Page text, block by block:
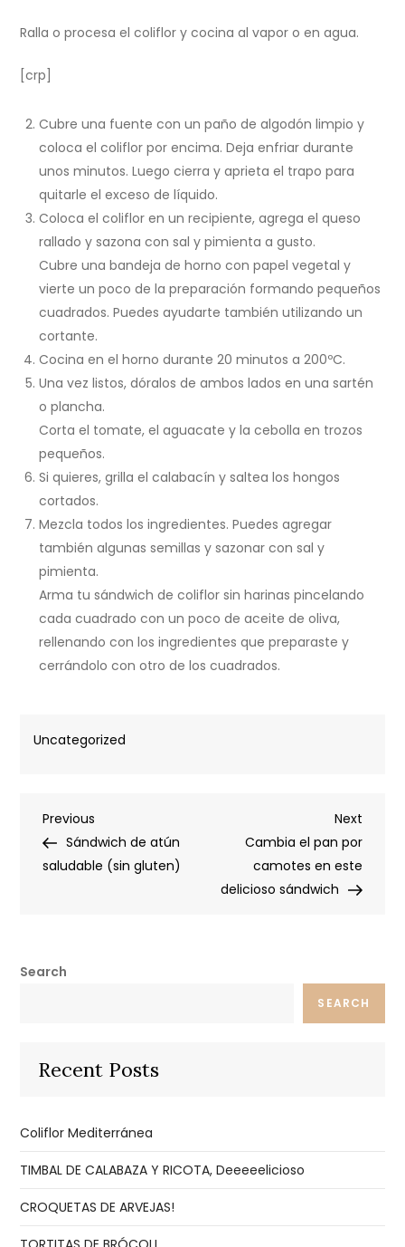
Ralla o procesa el coliflor y cocina al vapor o en agua.
[crp]
Cubre una fuente con un paño de algodón limpio y
coloca el coliflor por encima. Deja enfriar durante
unos minutos. Luego cierra y aprieta el trapo para
quitarle el exceso de líquido.
Coloca el coliflor en un recipiente, agrega el queso
rallado y sazona con sal y pimienta a gusto.
Cubre una bandeja de horno con papel vegetal y
vierte un poco de la preparación formando pequeños
cuadrados. Puedes ayudarte también utilizando un
cortante.
Cocina en el horno durante 20 minutos a 200ºC.
Una vez listos, dóralos de ambos lados en una sartén
o plancha.
Corta el tomate, el aguacate y la cebolla en trozos
pequeños.
Si quieres, grilla el calabacín y saltea los hongos
cortados.
Mezcla todos los ingredientes. Puedes agregar
también algunas semillas y sazonar con sal y
pimienta.
Arma tu sándwich de coliflor sin harinas pincelando
cada cuadrado con un poco de aceite de oliva,
rellenando con los ingredientes que preparaste y
cerrándolo con otro de los cuadrados.
Uncategorized
Post
navigation
Previous
Post
Previous
Sándwich de atún
saludable (sin gluten)
Next
Post
Next
Cambia el pan por
camotes en este
delicioso sándwich
Search
SEARCH
Recent Posts
Coliflor Mediterránea
TIMBAL DE CALABAZA Y RICOTA, Deeeeelicioso
CROQUETAS DE ARVEJAS!